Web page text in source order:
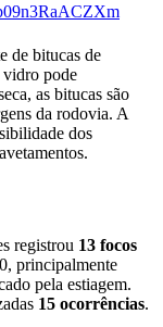
de bitucas de
vidro pode
as bitucas são
da rodovia. A
dos
registrou 13 focos
principalmente
pela estiagem.
15 ocorrências.